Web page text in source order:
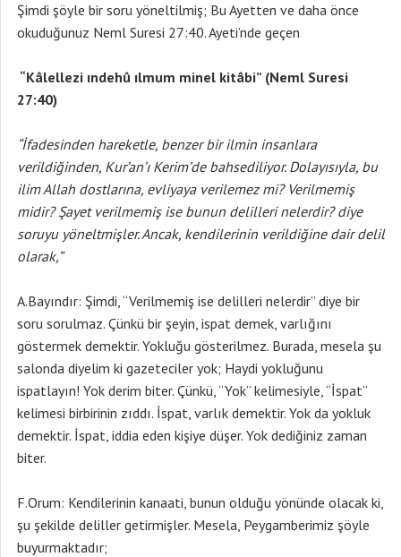
Şimdi şöyle bir soru yöneltilmiş; Bu Ayetten ve daha önce
okuduğunuz Neml Suresi 27:40. Ayeti’nde geçen
“Kâlellezi ındehû ılmum minel kitâbi” (Neml Suresi
27:40)
“İfadesinden hareketle, benzer bir ilmin insanlara
verildiğinden, Kur’an’ı Kerim’de bahsediliyor. Dolayısıyla, bu
ilim Allah dostlarına, evliyaya verilemez mi? Verilmemiş
midir? Şayet verilmemiş ise bunun delilleri nelerdir? diye
soruyu yöneltmişler. Ancak, kendilerinin verildiğine dair delil
olarak,”
A.Bayındır: Şimdi, “Verilmemiş ise delilleri nelerdir” diye bir
soru sorulmaz. Çünkü bir şeyin, ispat demek, varlığını
göstermek demektir. Yokluğu gösterilmez. Burada, mesela şu
salonda diyelim ki gazeteciler yok; Haydi yokluğunu
ispatlayın! Yok derim biter. Çünkü, “Yok” kelimesiyle, “İspat”
kelimesi birbirinin zıddı. İspat, varlık demektir. Yok da yokluk
demektir. İspat, iddia eden kişiye düşer. Yok dediğiniz zaman
biter.
F.Orum: Kendilerinin kanaati, bunun olduğu yönünde olacak ki,
şu şekilde deliller getirmişler. Mesela, Peygamberimiz şöyle
buyurmaktadır;